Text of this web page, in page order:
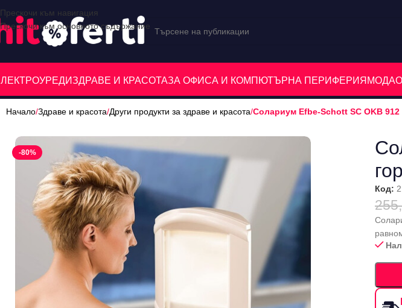
Прескочи към навигация
Прескочи към основното съдържание
ЗДРАВЕ И КРАСОТАЗА ОФИСА И КОМПЮТЪРНА ПЕРИФЕРИЯ МОДА
Начало/Здраве и красота/Други продукти за здраве и красота/Солариум Efbe-Schott SC OKB 912
-80%
Код: